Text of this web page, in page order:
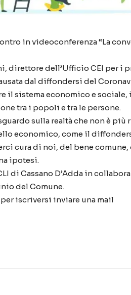
in videoconferenza “La
direttore dell’Ufficio CEI per i
dal diffondersi del
il sistema economico e
tra i popoli e tra le persone.
sulla realtà che non è più
economico, come il
cura di noi, del bene comune,
ipotesi.
di Cassano D’Adda in
del Comune.
per iscriversi inviare una mail